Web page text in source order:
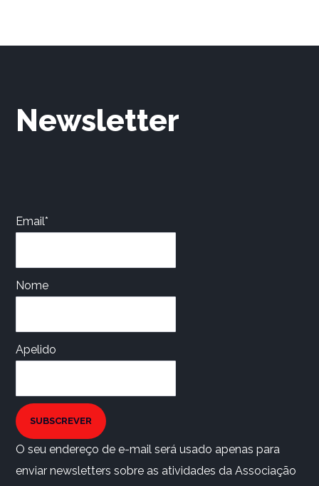
Newsletter
Email*
Nome
Apelido
SUBSCREVER
O seu endereço de e-mail será usado apenas para
enviar newsletters sobre as atividades da Associação